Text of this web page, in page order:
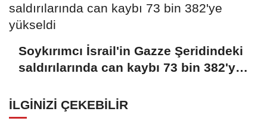
Soykırımcı İsrail'in Gazze Şeridindeki
saldırılarında can kaybı 73 bin 382'ye
İLGINIZI ÇEKEBILIR